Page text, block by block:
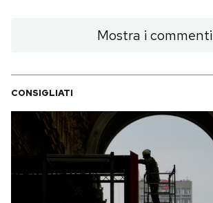
Mostra i commenti
CONSIGLIATI